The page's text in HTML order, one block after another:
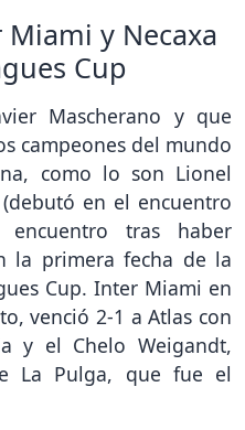
y Necaxa
Cup
Mascherano y que
campeones del mundo
como lo son Lionel
en el encuentro
tras haber
la primera fecha de la
Cup. Inter Miami en
venció 2-1 a Atlas con
y el Chelo Weigandt,
La Pulga, que fue el